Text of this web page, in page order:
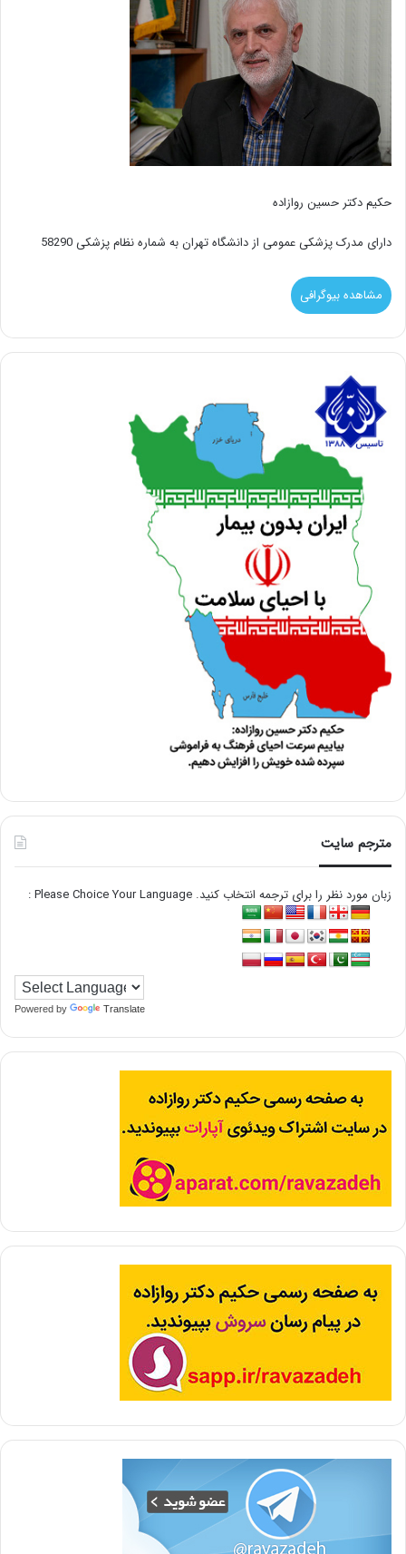
حکیم دکتر حسین روازاده
دارای مدرک پزشکی عمومی از دانشگاه تهران به شماره نظام پزشکی 58290
مشاهده بیوگرافی
مترجم سایت
زبان مورد نظر را برای ترجمه انتخاب کنید. Please Choice Your Language :
Powered by Translate